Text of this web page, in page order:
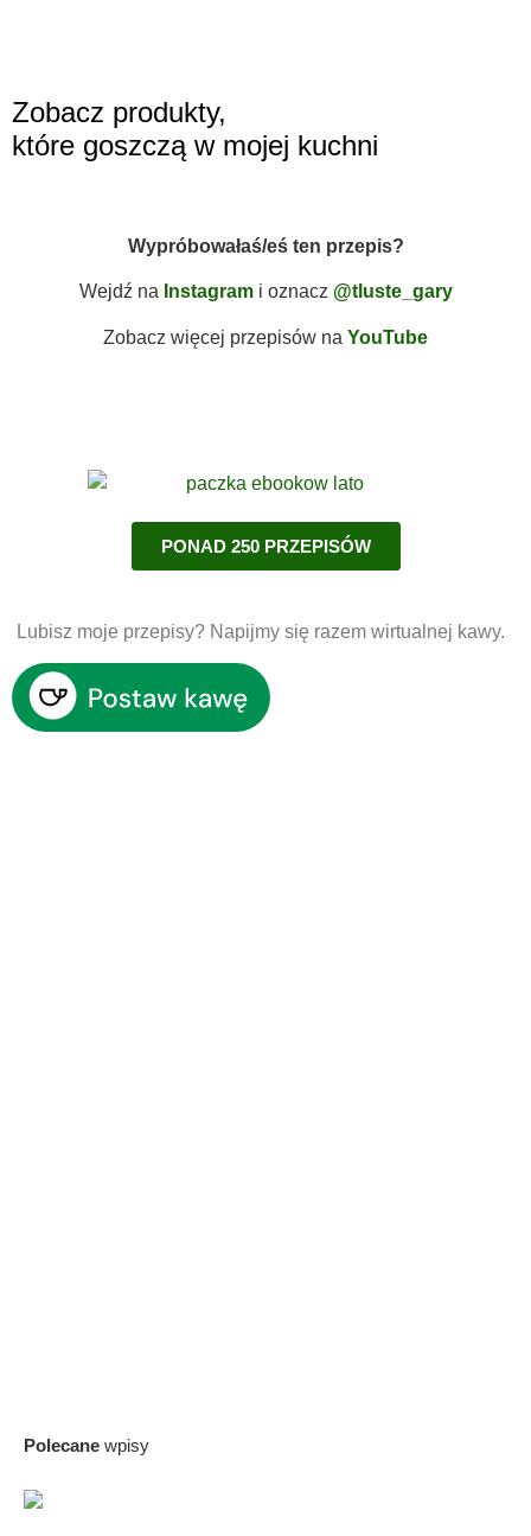
Zobacz produkty,
które goszczą w mojej kuchni
Wypróbowałaś/eś ten przepis?
Wejdź na Instagrami oznacz @tluste_gary
Zobacz więcej przepisów na YouTube
PONAD 250 PRZEPISÓW
Lubisz moje przepisy? Napijmy się razem wirtualnej kawy.
Polecane wpisy